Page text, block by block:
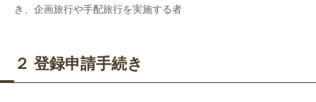
き、企画旅行や手配旅行を実施する者
２ 登録申請手続き